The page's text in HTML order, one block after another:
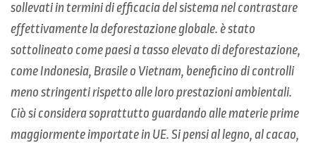
sollevati in termini di efficacia del sistema nel contrastare
effettivamente la deforestazione globale. è stato
sottolineato come paesi a tasso elevato di deforestazione,
come Indonesia, Brasile o Vietnam, beneficino di controlli
meno stringenti rispetto alle loro prestazioni ambientali.
Ciò si considera soprattutto guardando alle materie prime
maggiormente importate in UE. Si pensi al legno, al cacao,